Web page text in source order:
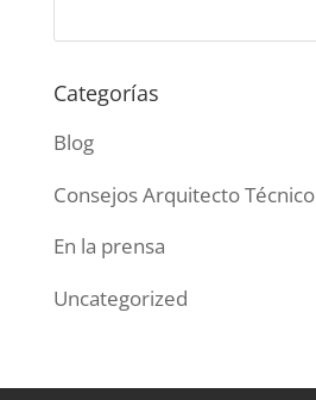
Categorías
Blog
Consejos Arquitecto Técnico
En la prensa
Uncategorized